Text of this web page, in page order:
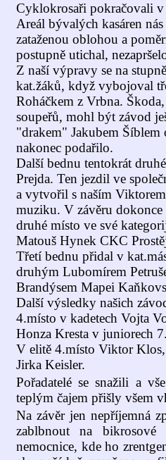
Cyklokrosaři pokračovali v
Areál bývalých kasáren
zataženou oblohou a
postupně utichal,
Z naší výpravy se na
kat.žáků, když vybojoval
Roháčkem z Vrbna.
soupeřů, mohl být závod
"drakem" Jakubem Šíblem
nakonec podařilo.
Další bednu tentokrát
Prejda. Ten jezdil ve
a vytvořil s naším
muziku. V závěru
druhé místo ve své
Matouš Hynek CKC
Třetí bednu přidal v
druhým Lubomírem
Brandýsem Mapei
Další výsledky našich
4.místo v kadetech Vojta
Honza Kresta v juniorech
V elitě 4.místo Viktor
Jirka Keisler.
Pořadatelé se snažili a
teplým čajem přišly všem
Na závěr jen nepříjemná
zablbnout na
nemocnice, kde ho